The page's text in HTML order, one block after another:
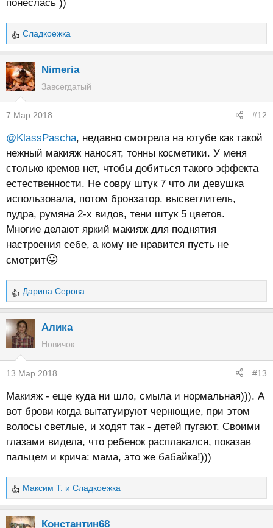
понеслась ))
Р
е
а
к
ц
и
:
Сладкоежка
Nimeria
Завсегдатый
7 Мар 2018 #12
@KlassPascha, недавно смотрела на ютубе как такой
нежный макияж наносят, тонны косметики. У меня
столько кремов нет, чтобы добиться такого эффекта
естественности. Не совру штук 7 что ли девушка
использовала, потом бронзатор. высветлитель,
пудра, румяна 2-х видов, тени штук 5 цветов.
Многие делают яркий макияж для поднятия
настроения себе, а кому не нравится пусть не
смотрит😛
Р
е
а
к
ц
и
и
:
Дарина Серова
Алика
Новичок
13 Мар 2018 #13
Макияж - еще куда ни шло, смыла и нормальная))). А
вот брови когда вытатуируют чернющие, при этом
волосы светлые, и ходят так - детей пугают. Своими
глазами видела, что ребенок расплакался, показав
пальцем и крича: мама, это же бабайка!)))
Р
е
а
Максим Т. и Сладкоежка
Константин68